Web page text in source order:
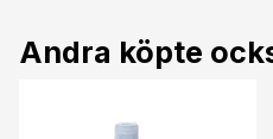
Andra köpte